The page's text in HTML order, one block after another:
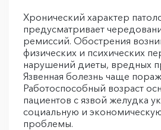
Хронический характер
предусматривает
ремиссий. Обострения
физических и психических
нарушений диеты, вредных
Язвенная болезнь чаще
Работоспособный возраст
пациентов с язвой желудка
социальную и
проблемы.